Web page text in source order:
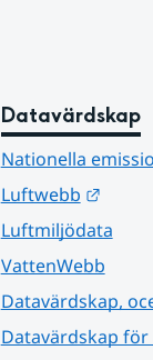
Datavärdskap
Nationella
Luftwebb
Länk
Luftmiljödata
VattenWebb
Datavärdskap,
Datavärdskap